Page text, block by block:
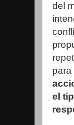
del
para
el